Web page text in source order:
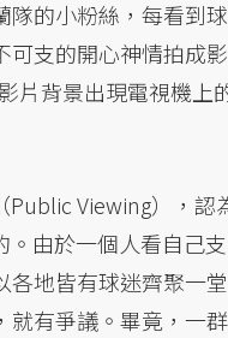
隊的小粉絲，每看到球
可支的開心神情拍成影
片背景出現電視機上
Public Viewing），認
由於一個人看自己支
地皆有球迷齊聚一堂
就有爭議。畢竟，一群